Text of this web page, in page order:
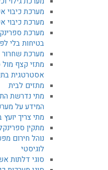
מערכת כיבוי
מערכת כיבוי
מערכת
בטיחות בלי
מערכת שחרור
מתזי קצף מול
אסטרטגית
מתזים לבית
מתי נדרשת
המידע על
מתי צריך
מתקין
נוהל חירום
לוגיסטי
סוגי דלתות